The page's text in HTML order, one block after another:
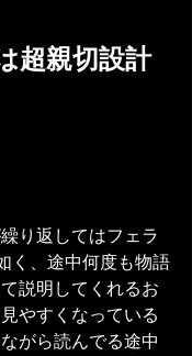
超親切設計
り返してはフェラ
く、途中何度も物語
説明してくれるお
やすくなっている
がら読んでる途中